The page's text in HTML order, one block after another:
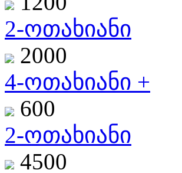
2-ოთახიანი
2000
4-ოთახიანი +
600
2-ოთახიანი
4500